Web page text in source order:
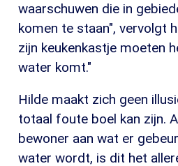
waarschuwen die in
komen te staan", vervolgt
zijn keukenkastje moeten
water komt."
Hilde maakt zich geen
totaal foute boel kan zijn.
bewoner aan wat er
water wordt, is dit het